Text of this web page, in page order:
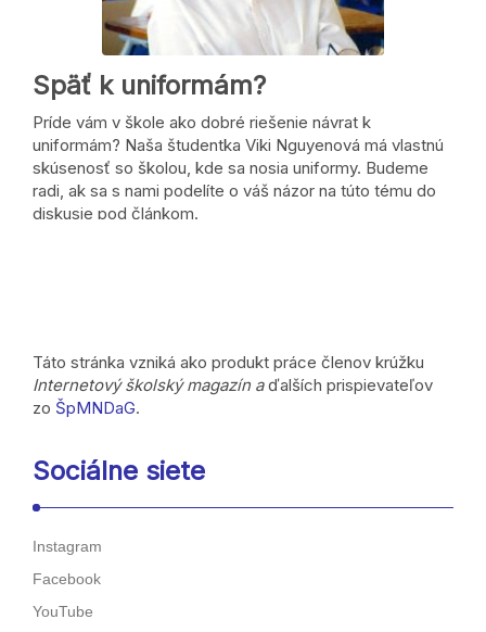
Späť k uniformám?
Príde vám v škole ako dobré riešenie návrat k
uniformám? Naša študentka Viki Nguyenová má vlastnú
skúsenosť so školou, kde sa nosia uniformy. Budeme
radi, ak sa s nami podelíte o váš názor na túto tému do
diskusie pod článkom.
Táto stránka vzniká ako produkt práce členov krúžku
Internetový školský magazín aďalších prispievateľov
zo ŠpMNDaG.
Sociálne siete
Instagram
Facebook
YouTube